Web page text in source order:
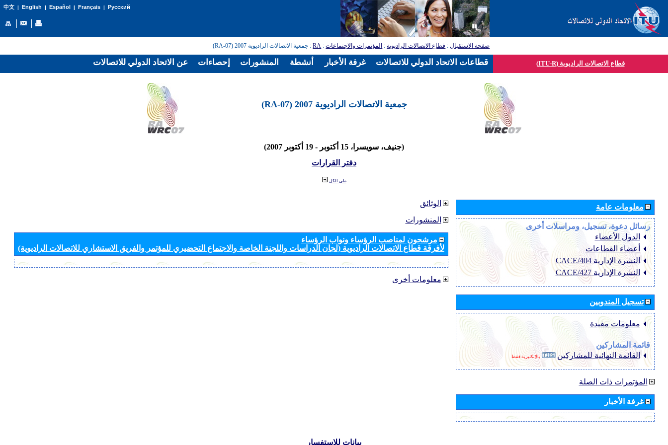
中文| English | Español | Français| Русский
صفحة الاستقبال: قطاع الاتصالات الراديوية: المؤتمرات والاجتماعات:
RA: جمعية الاتصالات الراديوية 2007 (RA-07)
قطاع الاتصالات الراديوية (ITU-R)
جمعية الاتصالات الراديوية 2007 (RA-07)
(جنيف، سويسرا، 15 أكتوبر - 19 أكتوبر 2007)
دفتر القرارات
طي الكل
الوثائق
المنشورات
مرشحون لمناصب الرؤساء ونواب الرؤساء
لأفرقة قطاع الاتصالات الراديوية (لجان الدراسات واللجنة الخاصة والاجتماع التحضيري للمؤتمر والفريق الاستشاري للاتصالات الراديوية)
معلومات أخرى
معلومات عامة
رسائل دعوة، تسجيل، ومراسلات أخرى
الدول الأعضاء
أعضاء القطاعات
النشرة الإدارية CACE/404
النشرة الإدارية CACE/427
تسجيل المندوبين
معلومات مفيدة
قائمة المشاركين
القائمة النهائية للمشاركين
بالإنكليزية فقط
المؤتمرات ذات الصلة
غرفة الأخبار
بيانات للاستفسار
عن الاتحاد الدولي للاتصالات إحصاءات المنشورات أنشطة غرفة الأخبار قطاعات الاتحاد الدولي للاتصالات